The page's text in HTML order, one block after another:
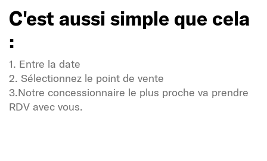
C'est aussi simple que cela
:
1. Entre la date
2. Sélectionnez le point de vente
3.Notre concessionnaire le plus proche va prendre
RDV avec vous.